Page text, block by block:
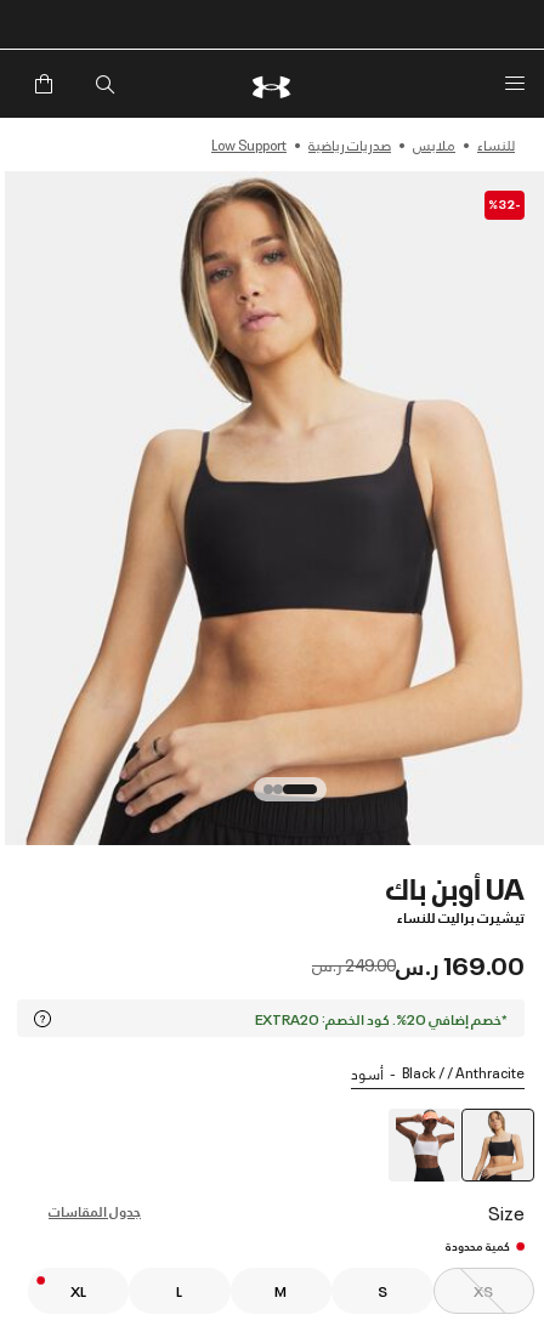
للنساء ملابس صدريات رياضية Low Support
-%32
UA أوبن باك
تيشيرت براليت للنساء
169.00 ر.س Price reduced from
249.00 ر.س to
*خصم إضافي 20%. كود الخصم: EXTRA20
Black / / Anthracite أسود
Size جدول المقاسات
كمية محدودة
XS
S
M
L
XL